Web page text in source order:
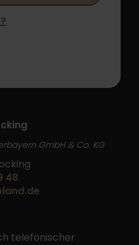
GmbH & Co. KG
48
telefonischer